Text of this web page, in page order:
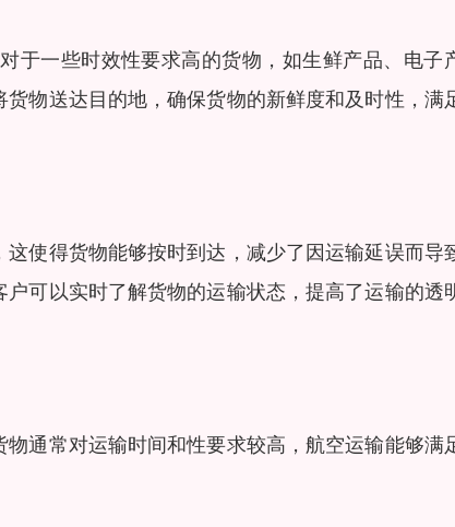
于一些时效性要求高的货物，如生鲜产品、电子
物送达目的地，确保货物的新鲜度和及时性，满
使得货物能够按时到达，减少了因运输延误而导
可以实时了解货物的运输状态，提高了运输的透
通常对运输时间和性要求较高，航空运输能够满